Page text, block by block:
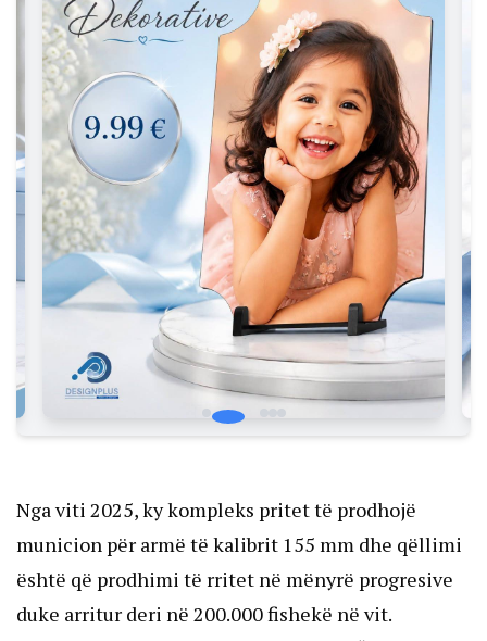
Nga viti 2025, ky kompleks pritet të prodhojë
municion për armë të kalibrit 155 mm dhe qëllimi
është që prodhimi të rritet në mënyrë progresive
duke arritur deri në 200.000 fishekë në vit.